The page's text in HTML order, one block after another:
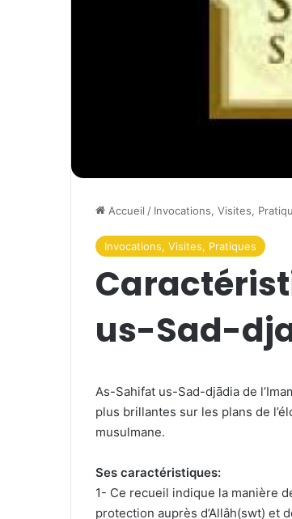
Accueil / Invocations, Visites,
Invocations, Visites, Pratiques
us-Sad-
As-Sahifat us-Sad-djādia de
plus brillantes sur les plans de
musulmane.
Ses caractéristiques:
1- Ce recueil indique la manière
protection auprès d’Allâh(swt) et